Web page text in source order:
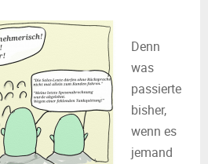
Denn
was
passierte
bisher,
wenn es
jemand